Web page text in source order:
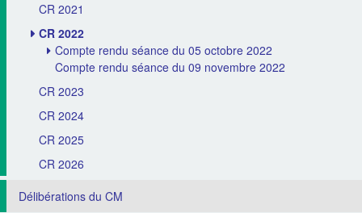
CR 2021
CR 2022
Compte rendu séance du 05 octobre 2022
Compte rendu séance du 09 novembre 2022
CR 2023
CR 2024
CR 2025
CR 2026
Délibérations du CM